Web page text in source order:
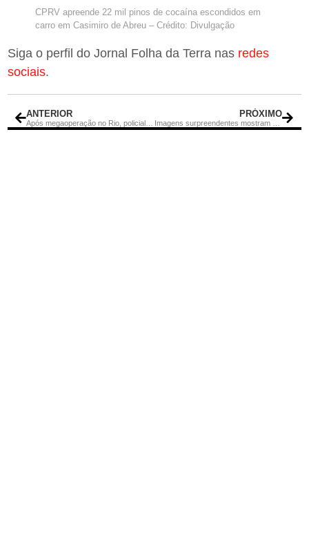
CPRV apreende 22 mil pinos de cocaína escondidos em
carro em Casimiro de Abreu – Crédito: Divulgação
Siga o perfil do Jornal Folha da Terra nas redes
sociais.
ANTERIOR
Após megaoperação no Rio, policial ferido tem perna amputada
PRÓXIMO
Imagens surpreendentes mostram confronto entre policiais e suspeitos em megaoperação